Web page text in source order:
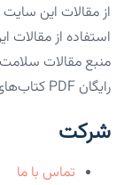
از مقالات این
استفاده از
منبع مقالات
رایگان PDF کتاب‌های پزشکی.
شرکت
تماس با ما